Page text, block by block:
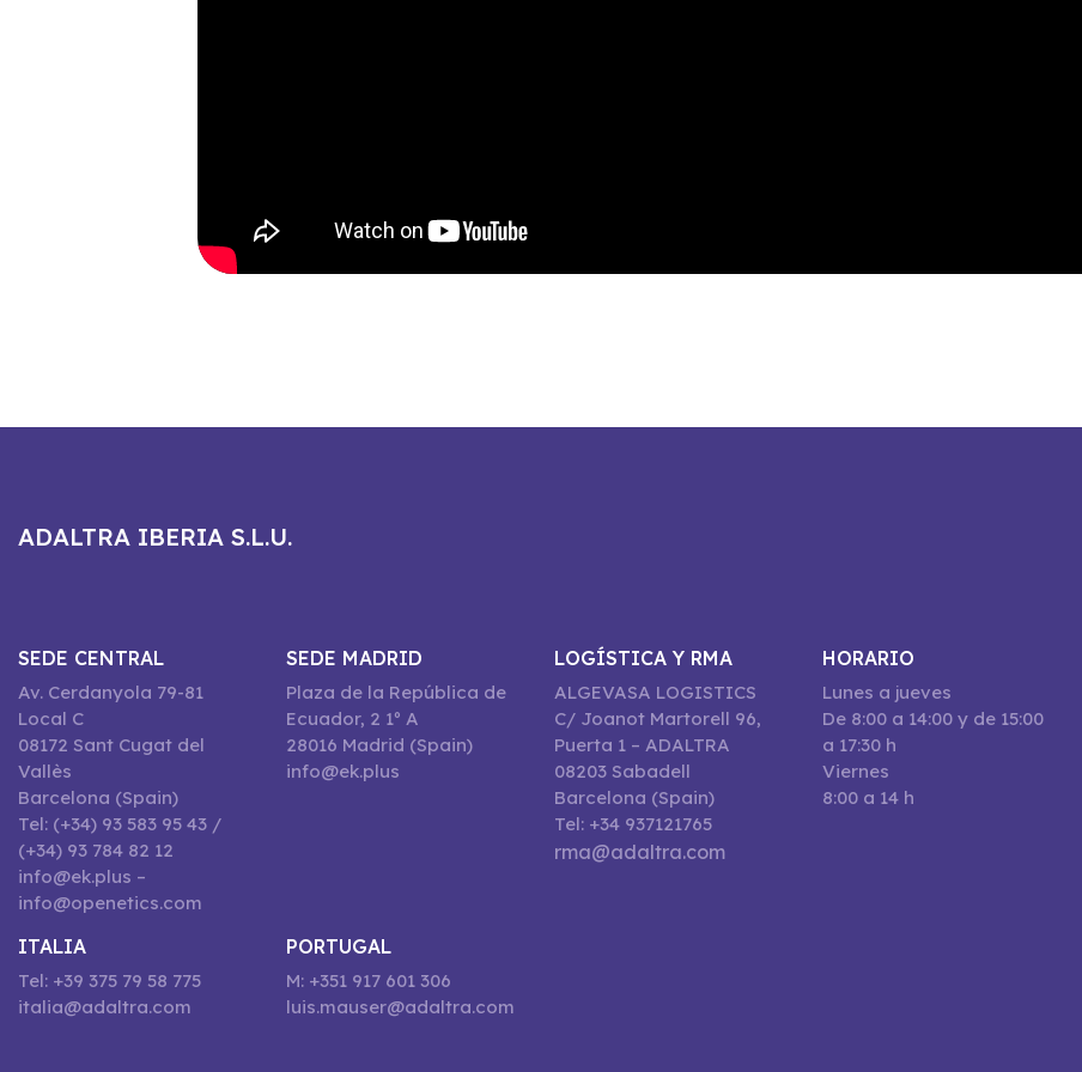
ADALTRA IBERIA S.L.U.
SEDE CENTRAL
Av. Cerdanyola 79-81
Local C
08172 Sant Cugat del
Vallès
Barcelona (Spain)
Tel: (+34) 93 583 95 43 /
(+34) 93 784 82 12
info@ek.plus –
info@openetics.com
SEDE MADRID
Plaza de la República de
Ecuador, 2 1º A
28016 Madrid (Spain)
info@ek.plus
LOGÍSTICA Y RMA
ALGEVASA LOGISTICS
C/ Joanot Martorell 96,
Puerta 1 – ADALTRA
08203 Sabadell
Barcelona (Spain)
Tel: +34 937121765
rma@adaltra.com
HORARIO
Lunes a jueves
De 8:00 a 14:00 y de 15:00
a 17:30 h
Viernes
8:00 a 14 h
ITALIA
Tel: +39 375 79 58 775
italia@adaltra.com
PORTUGAL
M: +351 917 601 306
luis.mauser@adaltra.com